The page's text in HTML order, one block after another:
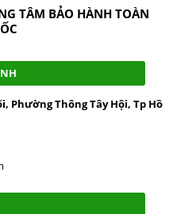
TÂM BẢO HÀNH TOÀN
Phường Thông Tây Hội, Tp Hồ